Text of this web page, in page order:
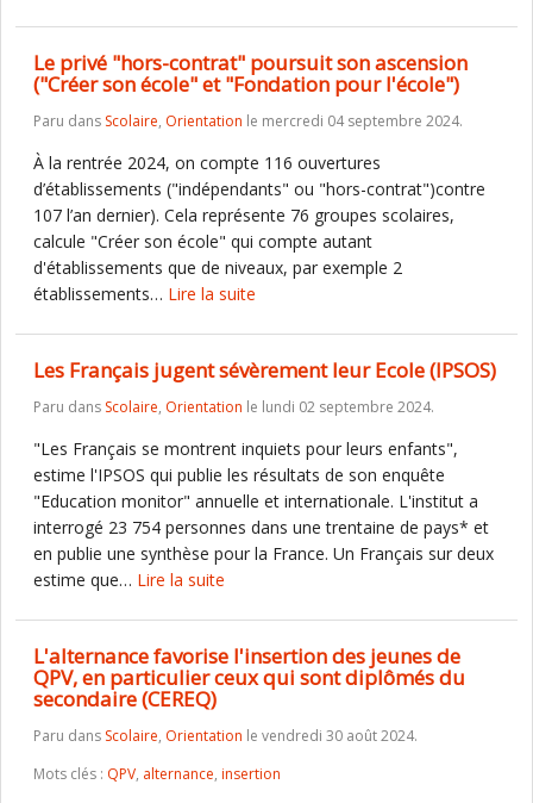
Le privé "hors-contrat" poursuit son ascension
("Créer son école" et "Fondation pour l'école")
Paru dans Scolaire, Orientation le mercredi 04 septembre 2024.
À la rentrée 2024, on compte 116 ouvertures
d’établissements ("indépendants" ou "hors-contrat")contre
107 l’an dernier). Cela représente 76 groupes scolaires,
calcule "Créer son école" qui compte autant
d'établissements que de niveaux, par exemple 2
établissements… Lire la suite
Les Français jugent sévèrement leur Ecole (IPSOS)
Paru dans Scolaire, Orientation le lundi 02 septembre 2024.
"Les Français se montrent inquiets pour leurs enfants",
estime l'IPSOS qui publie les résultats de son enquête
"Education monitor" annuelle et internationale. L'institut a
interrogé 23 754 personnes dans une trentaine de pays* et
en publie une synthèse pour la France. Un Français sur deux
estime que… Lire la suite
L'alternance favorise l'insertion des jeunes de
QPV, en particulier ceux qui sont diplômés du
secondaire (CEREQ)
Paru dans Scolaire, Orientation le vendredi 30 août 2024.
Mots clés : QPV, alternance, insertion